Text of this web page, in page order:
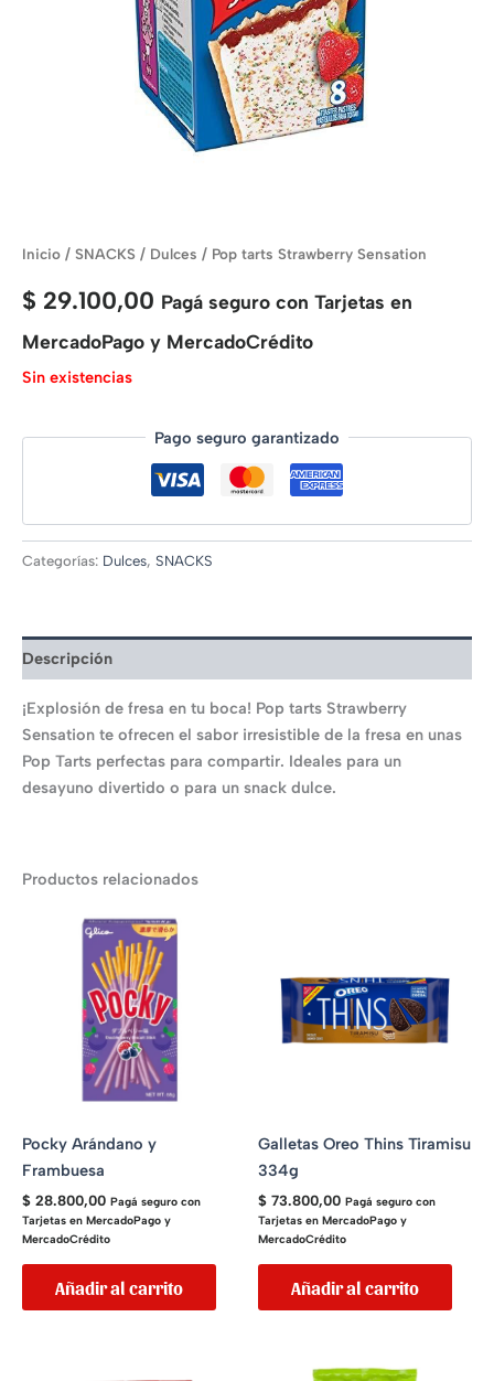
Inicio / SNACKS / Dulces / Pop tarts Strawberry Sensation
$ 29.100,00 Pagá seguro con Tarjetas en
MercadoPago y MercadoCrédito
Sin existencias
Pago seguro garantizado
Categorías: Dulces, SNACKS
Descripción
¡Explosión de fresa en tu boca! Pop tarts Strawberry
Sensation te ofrecen el sabor irresistible de la fresa en unas
Pop Tarts perfectas para compartir. Ideales para un
desayuno divertido o para un snack dulce.
Productos relacionados
Pocky Arándano y
Frambuesa
$ 28.800,00 Pagá seguro con
Tarjetas en MercadoPago y
MercadoCrédito
Añadir al carrito
Galletas Oreo Thins Tiramisu
334g
$ 73.800,00 Pagá seguro con
Tarjetas en MercadoPago y
MercadoCrédito
Añadir al carrito